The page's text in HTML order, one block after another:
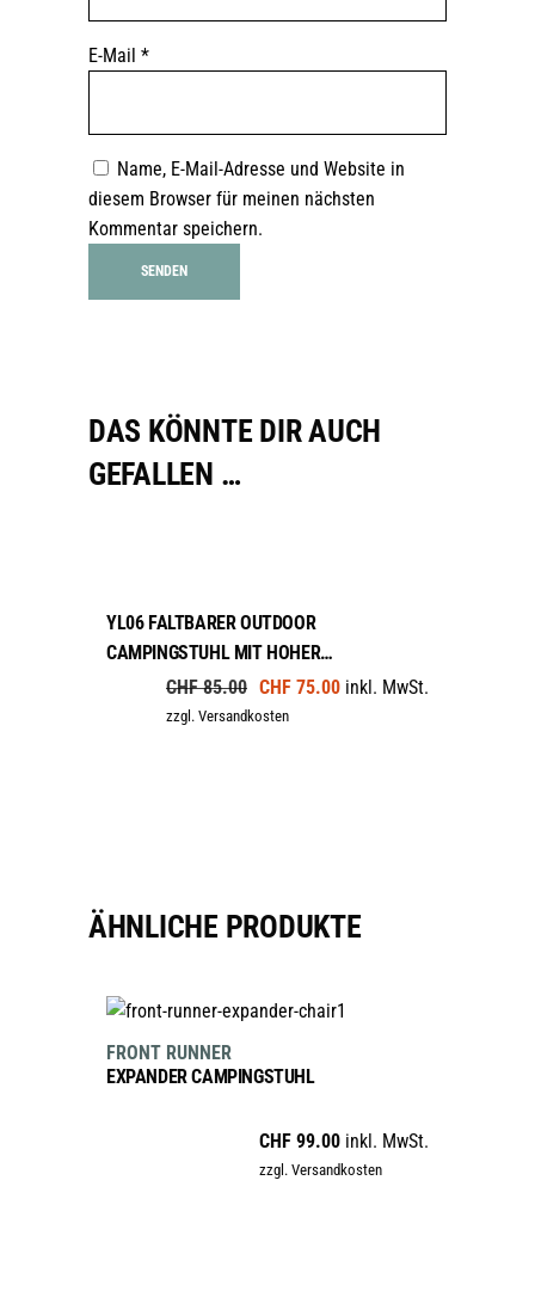
E-Mail *
Name, E-Mail-Adresse und Website in
diesem Browser für meinen nächsten
Kommentar speichern.
DAS KÖNNTE DIR AUCH
GEFALLEN …
sale
YL06 FALTBARER OUTDOOR
CAMPINGSTUHL MIT HOHER
RÜCKENLEHNE – SCHWARZ
CHF85.00 Ursprünglicher
Preis
war:
CHF 75.00Aktueller
inkl. MwSt.
zzgl. Versandkosten
ÄHNLICHE PRODUKTE
IN DEN WARENKORB
EXPANDER CAMPINGSTUHL
CHF 99.00 inkl. MwSt.
zzgl. Versandkosten
FRONT RUNNER